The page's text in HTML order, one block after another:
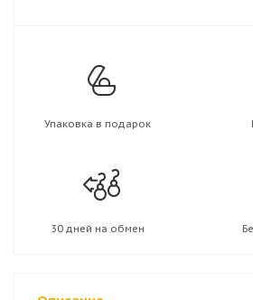
Упаковка в подарок
30 дней на обмен